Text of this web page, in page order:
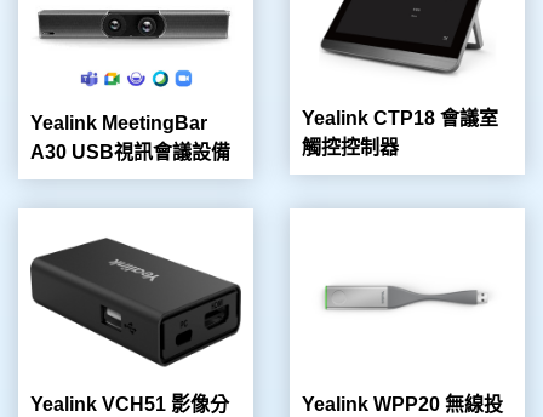
Yealink MeetingBar
A30 USB視訊會議設備
Yealink CTP18 會議室
觸控控制器
Yealink VCH51 影像分
Yealink WPP20 無線投